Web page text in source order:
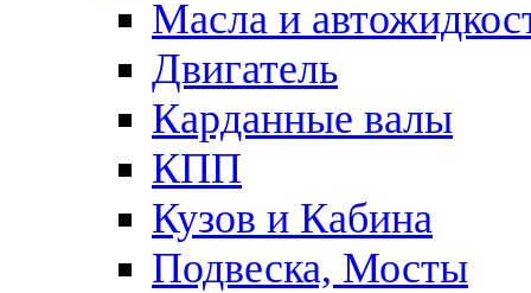
Масла и
Двигатель
Карданные валы
КПП
Кузов и Кабина
Подвеска, Мосты